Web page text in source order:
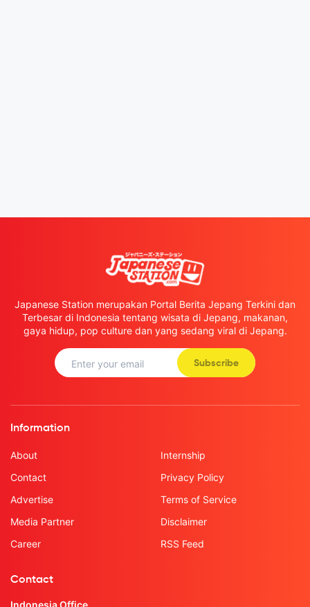
Japanese Station merupakan Portal Berita Jepang Terkini dan
Terbesar di Indonesia tentang wisata di Jepang, makanan,
gaya hidup, pop culture dan yang sedang viral di Jepang.
Subscribe
Information
About
Contact
Advertise
Media Partner
Career
Internship
Privacy Policy
Terms of Service
Disclaimer
RSS Feed
Contact
Indonesia Office